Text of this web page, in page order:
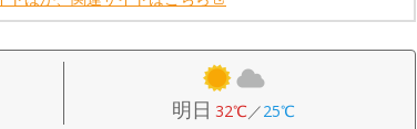
明日 32℃／25℃